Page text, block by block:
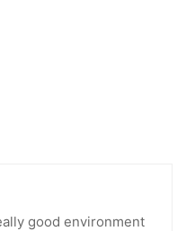
good environment